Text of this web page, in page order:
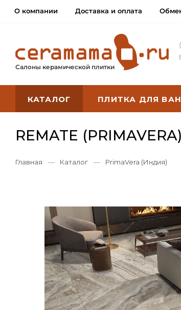
О компании Доставка и оплата
Салоны керамической плитки
КАТАЛОГ ПЛИТКА ДЛЯ
REMATE (PRIMAVERA)
Главная — Каталог — PrimaVera (Индия)